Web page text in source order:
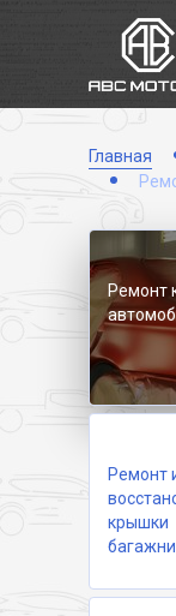
Главная
Ремонт
Ремонт
крышки